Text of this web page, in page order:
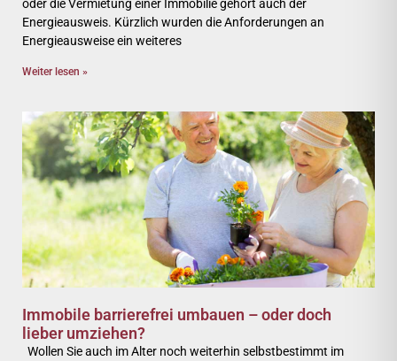
oder die Vermietung einer Immobilie gehört auch der
Energieausweis. Kürzlich wurden die Anforderungen an
Energieausweise ein weiteres
Weiter lesen »
Immobile barrierefrei umbauen – oder doch
lieber umziehen?
Wollen Sie auch im Alter noch weiterhin selbstbestimmt im